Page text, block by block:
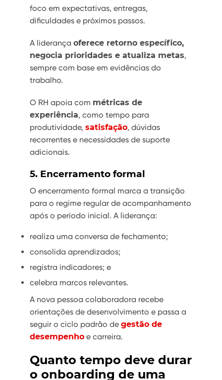
foco em expectativas, entregas,
dificuldades e próximos passos.
A liderança oferece retorno específico,
negocia prioridades e atualiza metas,
sempre com base em evidências do
trabalho.
O RH apoia com métricas de
experiência, como tempo para
produtividade, satisfação, dúvidas
recorrentes e necessidades de suporte
adicionais.
5. Encerramento formal
O encerramento formal marca a transição
para o regime regular de acompanhamento
após o período inicial. A liderança:
realiza uma conversa de fechamento;
consolida aprendizados;
registra indicadores; e
celebra marcos relevantes.
A nova pessoa colaboradora recebe
orientações de desenvolvimento e passa a
seguir o ciclo padrão de gestão de
desempenho e carreira.
Quanto tempo deve durar
o onboarding de uma